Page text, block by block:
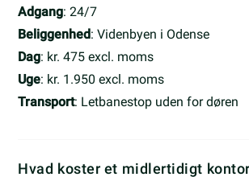
Adgang: 24/7
Beliggenhed: Videnbyen i Odense
Dag: kr. 475 excl. moms
Uge: kr. 1.950 excl. moms
Transport: Letbanestop uden for døren
Hvad koster et midlertidigt